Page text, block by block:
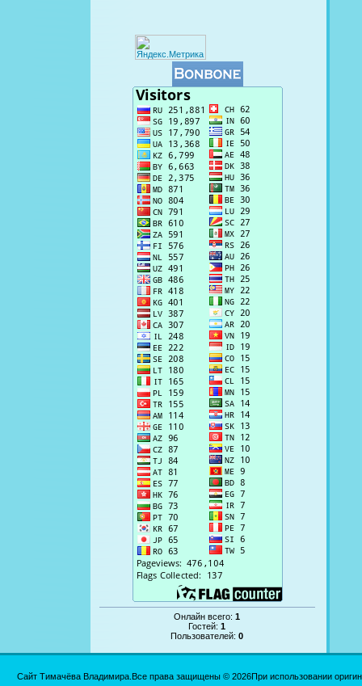
Онлайн всего:1
Гостей:1
Пользователей:0
Сайт Тимачёва Владимира.Все права защищены © 2026При использовании